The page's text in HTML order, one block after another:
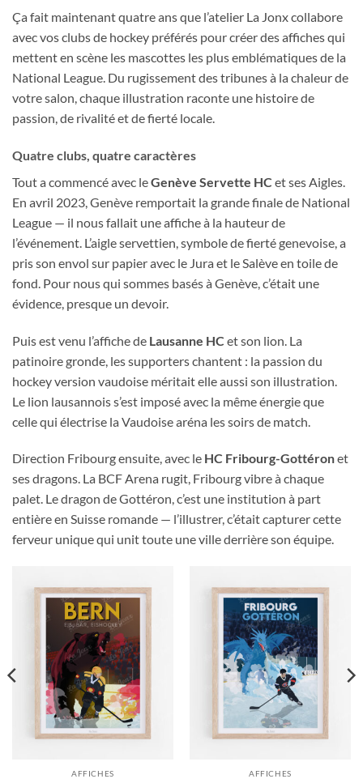
Ça fait maintenant quatre ans que l’atelier La Jonx collabore
avec vos clubs de hockey préférés pour créer des affiches qui
mettent en scène les mascottes les plus emblématiques de la
National League. Du rugissement des tribunes à la chaleur de
votre salon, chaque illustration raconte une histoire de
passion, de rivalité et de fierté locale.
Quatre clubs, quatre caractères
Tout a commencé avec leGenève Servette HC et ses Aigles.
En avril 2023, Genève remportait la grande finale de National
League — il nous fallait une affiche à la hauteur de
l’événement. L’aigle servettien, symbole de fierté genevoise, a
pris son envol sur papier avec le Jura et le Salève en toile de
fond. Pour nous qui sommes basés à Genève, c’était une
évidence, presque un devoir.
Puis est venu l’affiche de Lausanne HC et son lion. La
patinoire gronde, les supporters chantent : la passion du
hockey version vaudoise méritait elle aussi son illustration.
Le lion lausannois s’est imposé avec la même énergie que
celle qui électrise la Vaudoise aréna les soirs de match.
Direction Fribourg ensuite, avec le HC Fribourg-Gottéronet
ses dragons. La BCF Arena rugit, Fribourg vibre à chaque
palet. Le dragon de Gottéron, c’est une institution à part
entière en Suisse romande — l’illustrer, c’était capturer cette
ferveur unique qui unit toute une ville derrière son équipe.
AFFICHES AFFICHES